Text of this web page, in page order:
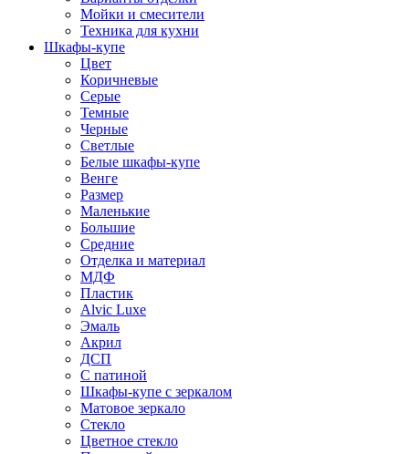
Мойки и смесители
Техника для кухни
Шкафы-купе
Цвет
Коричневые
Серые
Темные
Черные
Светлые
Белые шкафы-купе
Венге
Размер
Маленькие
Большие
Средние
Отделка и материал
МДФ
Пластик
Alvic Luxe
Эмаль
Акрил
ДСП
С патиной
Шкафы-купе с зеркалом
Матовое зеркало
Стекло
Цветное стекло